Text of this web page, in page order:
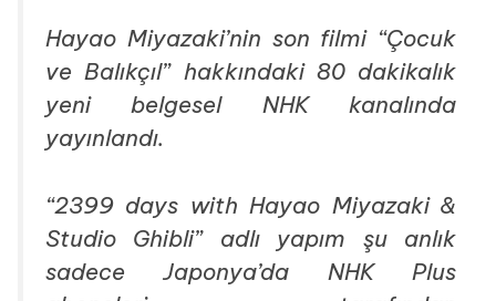
Hayao Miyazaki’nin son filmi “Çocuk
ve Balıkçıl” hakkındaki 80 dakikalık
yeni belgesel NHK kanalında
yayınlandı.
“2399 days with Hayao Miyazaki &
Studio Ghibli” adlı yapım şu anlık
sadece Japonya’da NHK Plus